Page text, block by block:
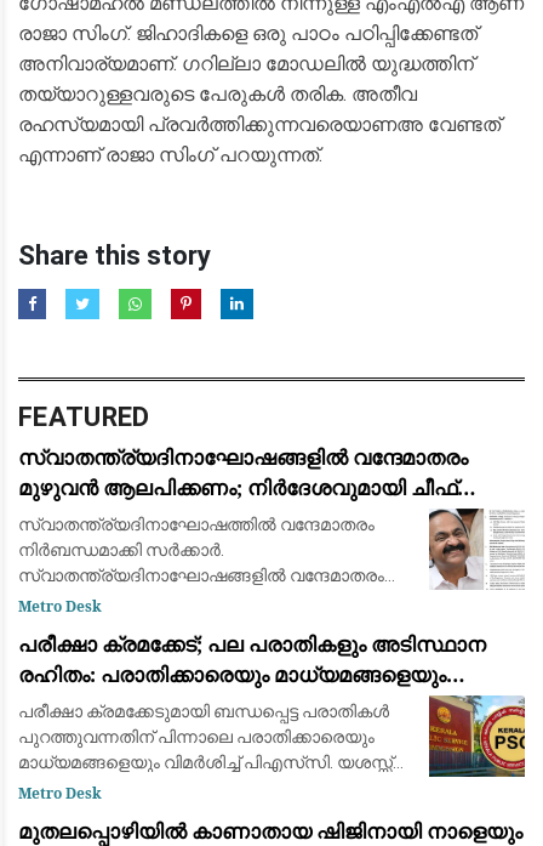
രാജാ സിംഗ്. ജിഹാദികളെ ഒരു പാഠം പഠിപ്പിക്കേണ്ടത്
അനിവാര്യമാണ്. ഗറില്ലാ മോഡലിൽ യുദ്ധത്തിന്
തയ്യാറുള്ളവരുടെ പേരുകൾ തരിക. അതീവ
രഹസ്യമായി പ്രവർത്തിക്കുന്നവരെയാണഅ വേണ്ടത്
എന്നാണ് രാജാ സിംഗ് പറയുന്നത്.
Share this story
FEATURED
സ്വാതന്ത്ര്യദിനാഘോഷങ്ങളിൽ വന്ദേമാതരം
മുഴുവൻ ആലപിക്കണം; നിർദേശവുമായി ചീഫ്
സെക്രട്ടറി
സ്വാതന്ത്ര്യദിനാഘോഷത്തിൽ വന്ദേമാതരം
നിർബന്ധമാക്കി സർക്കാർ.
സ്വാതന്ത്ര്യദിനാഘോഷങ്ങളിൽ വന്ദേമാതരം
മുഴുവനായും ആലപിക്കണമെന്നാണ് ചീഫ്
നിർബന്ധമാക്കാനുള്ള കേന്ദ്ര തീരുമാ
Metro Desk
പരീക്ഷാ ക്രമക്കേട്; പല പരാതികളും അടിസ്ഥാന
രഹിതം: പരാതിക്കാരെയും മാധ്യമങ്ങളെയും
വിമര്‍ശിച്ച് പിഎസ്‌സി
പരീക്ഷാ ക്രമക്കേടുമായി ബന്ധപ്പെട്ട പരാതികള്‍
പുറത്തുവന്നതിന് പിന്നാലെ പരാതിക്കാരെയും
മാധ്യമങ്ങളെയും വിമര്‍ശിച്ച് പിഎസ്‌സി. യശസ്സ്
കളങ്കപ്പെടുത്താന്‍ ബോധപൂര്‍വ്വം
Metro Desk
മുതലപ്പൊഴിയിൽ കാണാതായ ഷിജിനായി നാളെയും